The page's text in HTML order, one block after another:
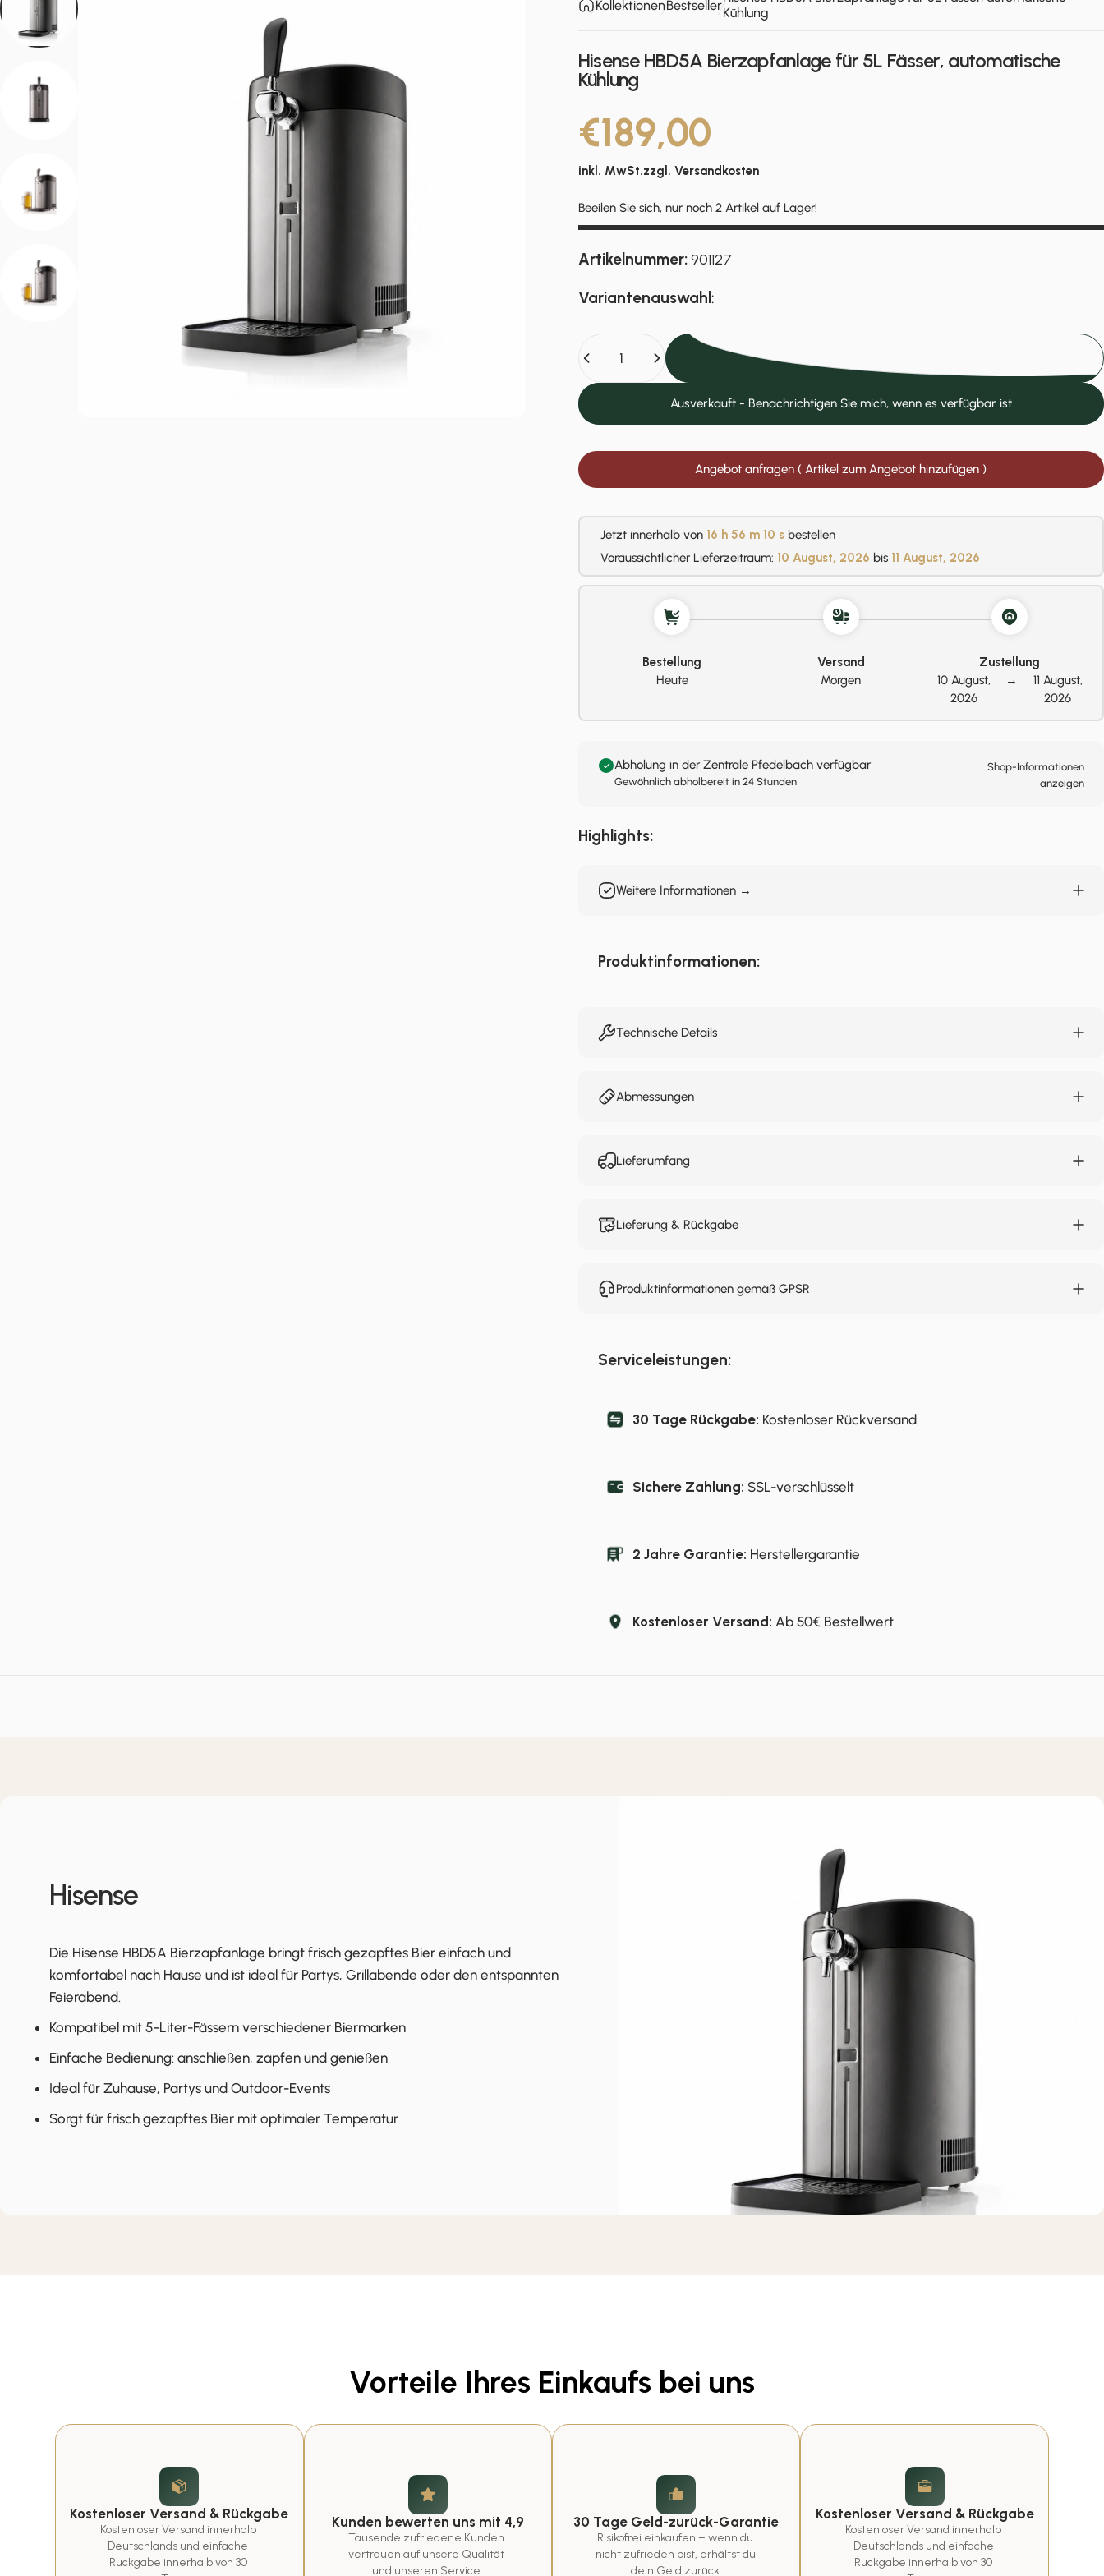
KollektionenBestsellerKühlung
Hisense HBD5A Bierzapfanlage für 5L Fässer, automatische
Kühlung
€189,00
inkl. MwSt.zzgl. Versandkosten
Beeilen Sie sich, nur noch 2 Artikel auf Lager!
Artikelnummer:901127
Variantenauswahl :
Ausverkauft - Benachrichtigen Sie mich, wenn es verfügbar ist
Angebot anfragen ( Artikel zum Angebot hinzufügen )
Jetzt innerhalb von 16 h 56 m 9 s bestellen
Voraussichtlicher Lieferzeitraum: 10 August, 2026 bis 11 August, 2026
Bestellung
Heute
Versand
Morgen
Zustellung
10 August,
2026
→
11 August,
2026
Abholung in der Zentrale Pfedelbach verfügbar
Gewöhnlich abholbereit in 24 Stunden
Shop-Informationen
anzeigen
Highlights:
Weitere Informationen →
Produktinformationen:
Technische Details
Abmessungen
Lieferumfang
Lieferung & Rückgabe
Produktinformationen gemäß GPSR
Serviceleistungen:
30 Tage Rückgabe: Kostenloser Rückversand
Sichere Zahlung: SSL-verschlüsselt
2 Jahre Garantie: Herstellergarantie
Kostenloser Versand: Ab 50€ Bestellwert
Hisense
Die Hisense HBD5A Bierzapfanlage bringt frisch gezapftes Bier einfach und
komfortabel nach Hause und ist ideal für Partys, Grillabende oder den entspannten
Feierabend.
Kompatibel mit 5-Liter-Fässern verschiedener Biermarken
Einfache Bedienung: anschließen, zapfen und genießen
Ideal für Zuhause, Partys und Outdoor-Events
Sorgt für frisch gezapftes Bier mit optimaler Temperatur
Vorteile Ihres Einkaufs bei uns
Kostenloser Versand & Rückgabe
Kostenloser Versand innerhalb
Deutschlands und einfache
Rückgabe innerhalb von 30
Kunden bewerten uns mit 4,9
Tausende zufriedene Kunden
vertrauen auf unsere Qualität
und unseren Service.
30 Tage Geld-zurück-Garantie
Risikofrei einkaufen – wenn du
nicht zufrieden bist, erhältst du
dein Geld zurück.
Kostenloser Versand & Rückgabe
Kostenloser Versand innerhalb
Deutschlands und einfache
Rückgabe innerhalb von 30